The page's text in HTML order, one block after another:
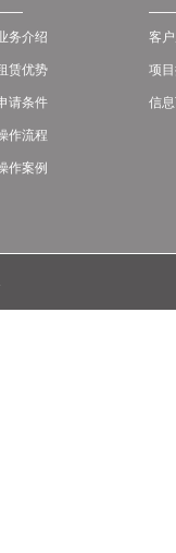
务介绍
赁优势
请条件
作流程
作案例
客
项
信